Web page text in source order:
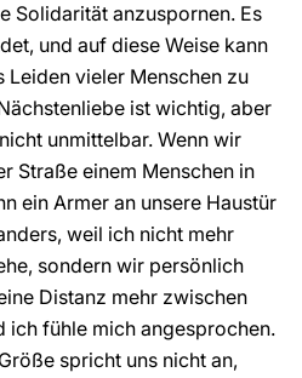
Solidarität anzuspornen. Es
und auf diese Weise kann
Leiden vieler Menschen zu
ist wichtig, aber
unmittelbar. Wenn wir
Straße einem Menschen in
ein Armer an unsere Haustür
weil ich nicht mehr
sondern wir persönlich
Distanz mehr zwischen
ich fühle mich angesprochen.
spricht uns nicht an,